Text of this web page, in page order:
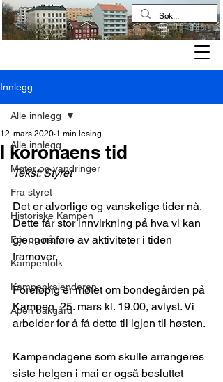
Innlegg
Alle innlegg
Møter og vandringer
Fra styret
Historiske Kampen
Før og nå
Kampenfolk
Kampenkalenderen
Åpen bakgård
Alle innlegg
I koronaens tid
12. mars 2020 1 min lesing
Tekst: Styret
Det er alvorlige og vanskelige tider nå.
Dette får stor innvirkning på hva vi kan
gjennomføre av aktiviteter i tiden
framover.
Foreløpig er møtet om bondegården på
Kampen, 25. mars kl. 19.00, avlyst. Vi
arbeider for å få dette til igjen til høsten.
Kampendagene som skulle arrangeres
siste helgen i mai er også besluttet